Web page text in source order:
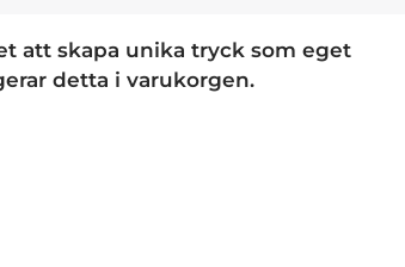
att skapa unika tryck som eget
detta i varukorgen.